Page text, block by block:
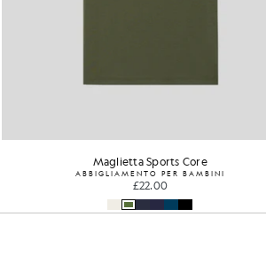
Maglietta Sports Core
ABBIGLIAMENTO PER BAMBINI
£22.00